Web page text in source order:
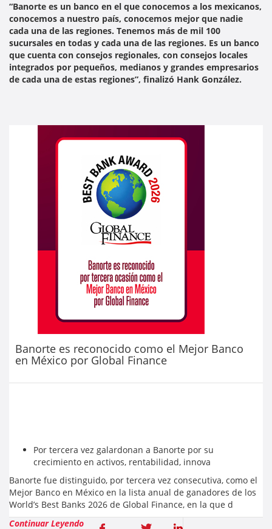
“Banorte es un banco en el que conocemos a los mexicanos,
conocemos a nuestro país, conocemos mejor que nadie
cada una de las regiones. Tenemos más de mil 100
sucursales en todas y cada una de las regiones. Es un banco
que cuenta con consejos regionales, con consejos locales
integrados por pequeños, medianos y grandes empresarios
de cada una de estas regiones”, finalizó Hank González.
Banorte es reconocido como el Mejor Banco
en México por Global Finance
Por tercera vez galardonan a Banorte por su
crecimiento en activos, rentabilidad, innova
Banorte fue distinguido, por tercera vez consecutiva, como el
Mejor Banco en México en la lista anual de ganadores de los
World’s Best Banks 2026 de Global Finance, en la que d
Continuar Leyendo